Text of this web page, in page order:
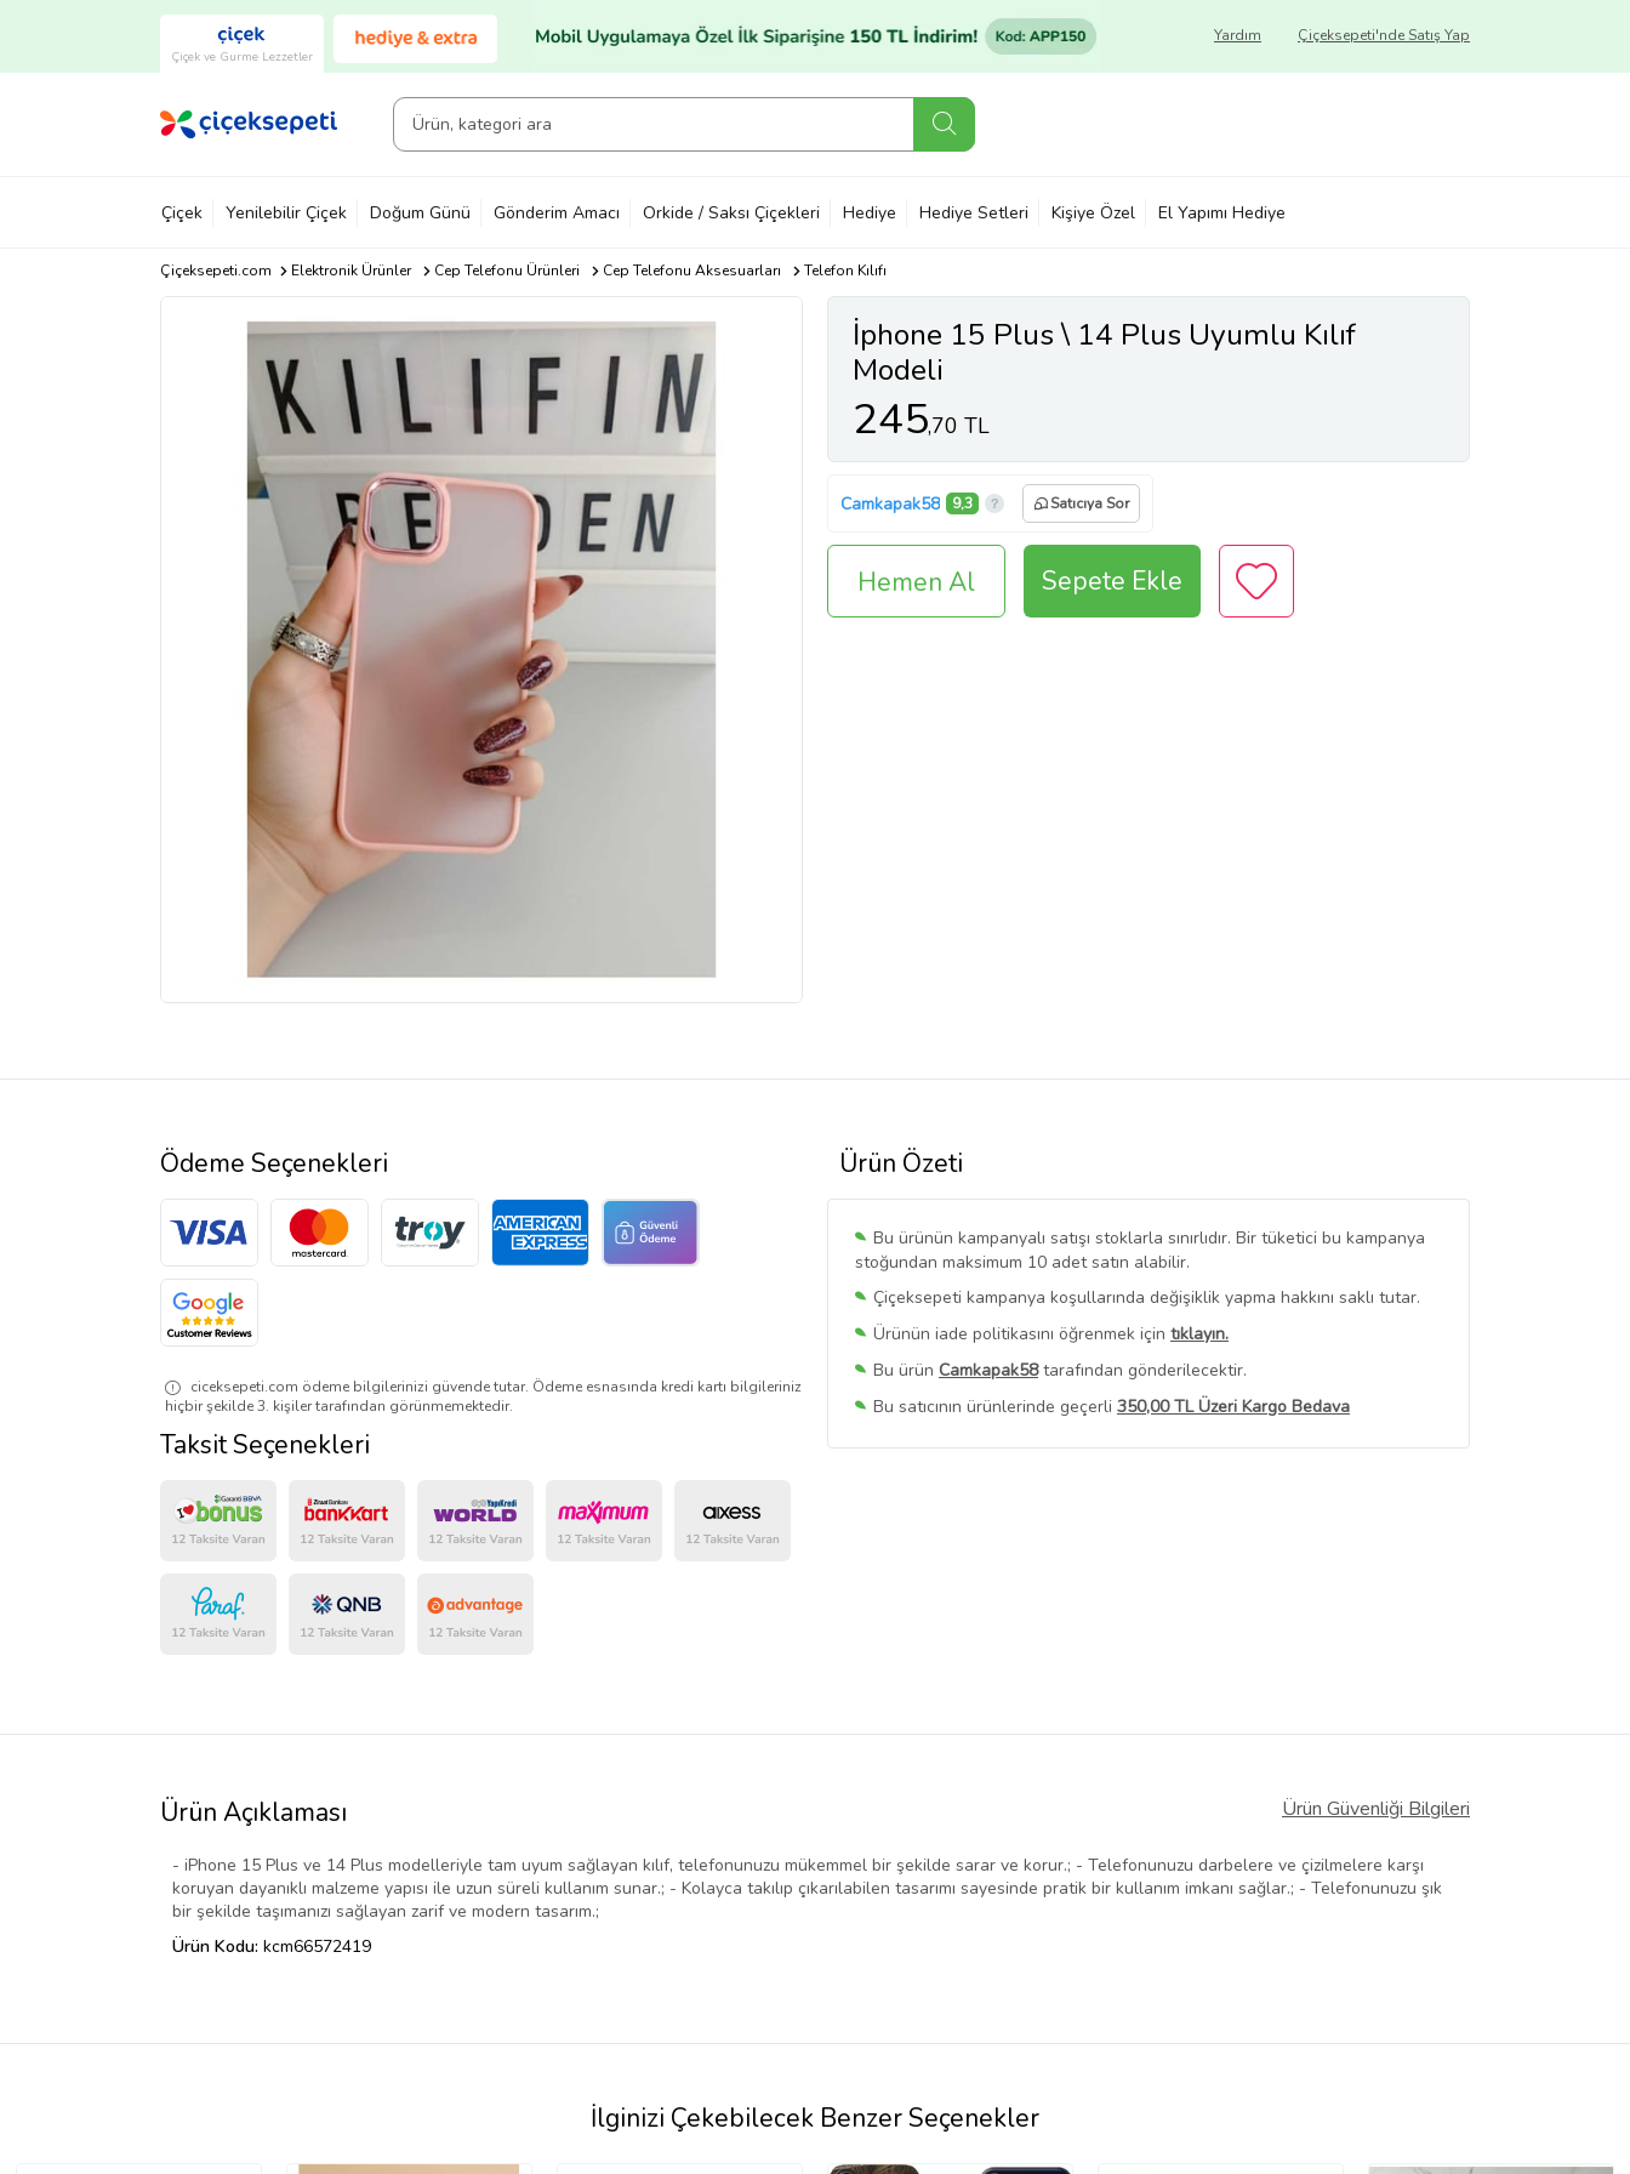
Çiçek ve Gurme Lezzetler
Çiçeksepeti'nde Satış Yap
Yardım
Çiçek Yenilebilir Çiçek Doğum Günü Gönderim Amacı Orkide / Saksı Çiçekleri Hediye Hediye Setleri Kişiye Özel El Yapımı Hediye
Çiçeksepeti.com Elektronik Ürünler Cep Telefonu Ürünleri Cep Telefonu Aksesuarları Telefon Kılıfı
İphone 15 Plus \ 14 Plus Uyumlu Kılıf
Modeli
245,70 TL
Camkapak58 9,3 Satıcıya Sor
Hemen Al Sepete Ekle
Ürün Özeti
Bu ürünün kampanyalı satışı stoklarla sınırlıdır. Bir tüketici bu kampanya
stoğundan maksimum 10 adet satın alabilir.
Çiçeksepeti kampanya koşullarında değişiklik yapma hakkını saklı tutar.
Ürünün iade politikasını öğrenmek için tıklayın.
Bu ürün Camkapak58tarafından gönderilecektir.
Bu satıcının ürünlerinde geçerli 350,00 TL Üzeri Kargo Bedava
Bu SatıcınınTüm Ürünlerini Görüntüle
Ödeme Seçenekleri
ciceksepeti.com ödeme bilgilerinizi güvende tutar. Ödeme esnasında kredi kartı bilgileriniz
hiçbir şekilde 3. kişiler tarafından görünmemektedir.
Taksit Seçenekleri
Ürün Açıklaması Ürün Güvenliği Bilgileri
- iPhone 15 Plus ve 14 Plus modelleriyle tam uyum sağlayan kılıf, telefonunuzu mükemmel bir şekilde sarar ve korur.; - Telefonunuzu darbelere ve çizilmelere karşı
koruyan dayanıklı malzeme yapısı ile uzun süreli kullanım sunar.; - Kolayca takılıp çıkarılabilen tasarımı sayesinde pratik bir kullanım imkanı sağlar.; - Telefonunuzu şık
bir şekilde taşımanızı sağlayan zarif ve modern tasarım.;
Ürün Kodu: kcm66572419
İlginizi Çekebilecek Benzer Seçenekler